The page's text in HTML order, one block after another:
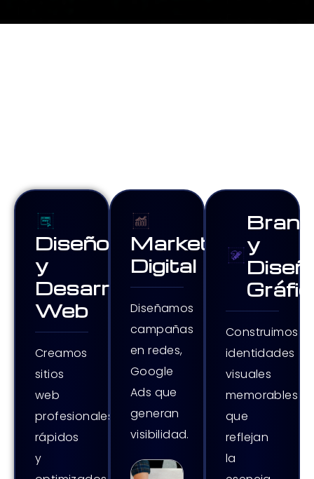
Diseño
y
Desarrollo
Web
Creamos
sitios
web
profesionales,
rápidos
y
Marketing
Digital
Diseñamos
campañas
en redes,
Google
Ads que
generan
visibilidad.
y
Construimos
identidades
visuales
memorables
que
reflejan
la